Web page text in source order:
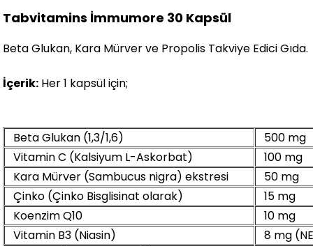
Tabvitamins İmmumore 30 Kapsül
Beta Glukan, Kara Mürver ve Propolis Takviye Edici Gıda.
İçerik: Her 1 kapsül için;
Beta Glukan (1,3/1,6)
500 mg
Vitamin C (Kalsiyum L-Askorbat)
100 mg
Kara Mürver (Sambucus nigra) ekstresi
50 mg
Çinko (Çinko Bisglisinat olarak)
15 mg
Koenzim Q10
10 mg
Vitamin B3 (Niasin)
8 mg